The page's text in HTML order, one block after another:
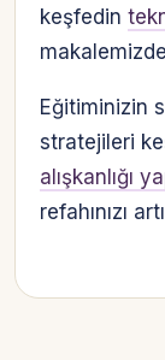
keşfedin
Eğitiminizin
stratejileri
alışkanlığı
refahınızı